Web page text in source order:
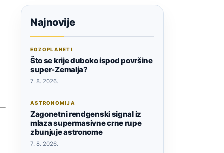
Najnovije
EGZOPLANETI
Što se krije duboko ispod površine
super-Zemalja?
7. 8. 2026.
ASTRONOMIJA
Zagonetni rendgenski signal iz
mlaza supermasivne crne rupe
zbunjuje astronome
7. 8. 2026.